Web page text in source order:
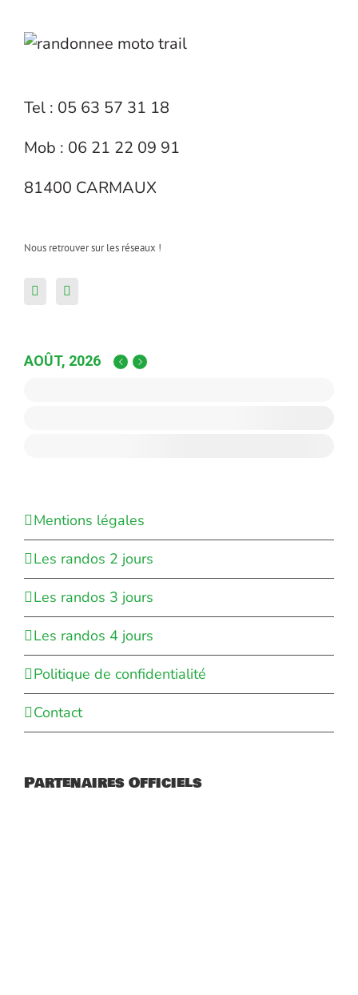
Tel : 05 63 57 31 18
Mob : 06 21 22 09 91
81400 CARMAUX
Nous retrouver sur les réseaux !
AOÛT, 2026
Mentions légales
Les randos 2 jours
Les randos 3 jours
Les randos 4 jours
Politique de confidentialité
Contact
Partenaires Officiels